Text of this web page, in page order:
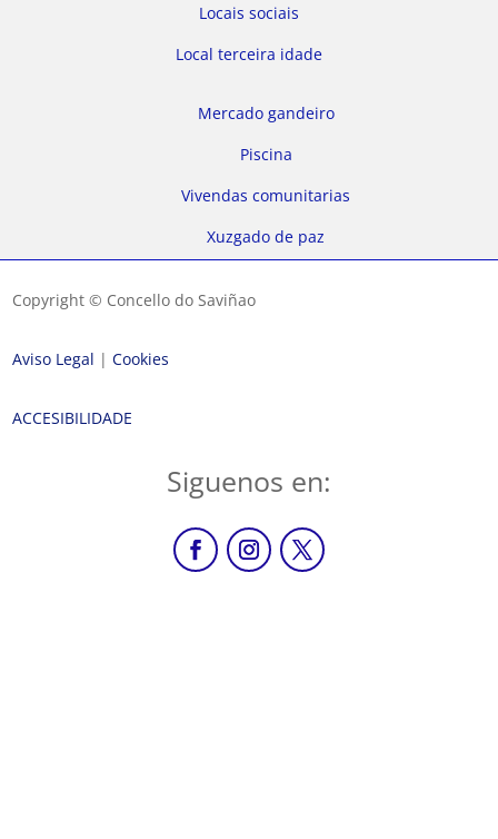
Locais sociais
Local terceira idade
Mercado gandeiro
Piscina
Vivendas comunitarias
Xuzgado de paz
Copyright © Concello do Saviñao
Aviso Legal |Cookies
ACCESIBILIDADE
Siguenos en: